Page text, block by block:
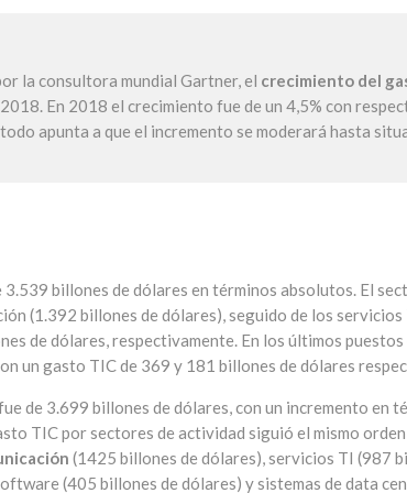
la consultora mundial Gartner, el crecimiento del
En 2018 el crecimiento fue de un 4,5% con
apunta a que el incremento se moderará hasta
billones de dólares en términos absolutos. El
(1.392 billones de dólares), seguido de los servicios
de dólares, respectivamente. En los últimos puestos
un gasto TIC de 369 y 181 billones de dólares
de 3.699 billones de dólares, con un incremento en
TIC por sectores de actividad siguió el mismo
(1425 billones de dólares), servicios TI (987
(405 billones de dólares) y sistemas de data